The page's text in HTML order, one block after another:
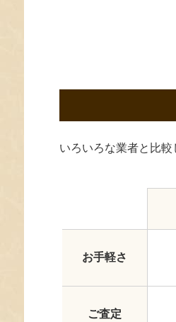
いろいろな業者と比較
お手軽さ
ご査定